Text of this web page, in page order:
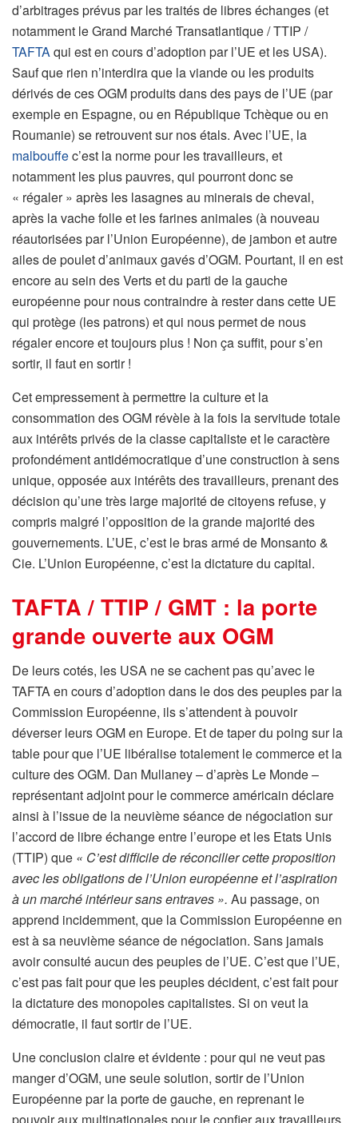
d’arbitrages prévus par les traités de libres échanges (et
notamment le Grand Marché Transatlantique / TTIP /
TAFTAqui est en cours d’adoption par l’UE et les USA).
Sauf que rien n’interdira que la viande ou les produits
dérivés de ces OGM produits dans des pays de l’UE (par
exemple en Espagne, ou en République Tchèque ou en
Roumanie) se retrouvent sur nos étals. Avec l’UE, la
malbouffec’est la norme pour les travailleurs, et
notamment les plus pauvres, qui pourront donc se
« régaler » après les lasagnes au minerais de cheval,
après la vache folle et les farines animales (à nouveau
réautorisées par l’Union Européenne), de jambon et autre
ailes de poulet d’animaux gavés d’OGM. Pourtant, il en est
encore au sein des Verts et du parti de la gauche
européenne pour nous contraindre à rester dans cette UE
qui protège (les patrons) et qui nous permet de nous
régaler encore et toujours plus ! Non ça suffit, pour s’en
sortir, il faut en sortir !
Cet empressement à permettre la culture et la
consommation desOGM révèle à la fois la servitude totale
aux intérêts privés de la classe capitaliste et le caractère
profondément antidémocratique d’une construction à sens
unique, opposée aux intérêts des travailleurs, prenant des
décision qu’une très large majorité de citoyens refuse, y
compris malgré l’opposition de la grande majorité des
gouvernements. L’UE, c’est le bras armé de Monsanto &
Cie. L’Union Européenne, c’est la dictature du capital.
TAFTA / TTIP / GMT : la porte
grande ouverte aux OGM
De leurs cotés, les USA ne se cachent pas qu’avec le
TAFTA en cours d’adoption dans le dos des peuples par la
Commission Européenne, ils s’attendent à pouvoir
déverser leurs OGM en Europe. Et de taper du poing sur la
table pour que l’UE libéralise totalement le commerce et la
culture des OGM. Dan Mullaney – d’après Le Monde –
représentant adjoint pour le commerce américain déclare
ainsi à l’issue de la neuvième séance de négociation sur
l’accord de libre échange entre l’europe et les Etats Unis
(TTIP) que « C’est difficile de réconcilier cette proposition
avec les obligations de l’Union européenne et l’aspiration
à un marché intérieur sans entraves ». Au passage, on
apprend incidemment, que la Commission Européenne en
est à sa neuvième séance de négociation. Sans jamais
avoir consulté aucun des peuples de l’UE. C’est que l’UE,
c’est pas fait pour que les peuples décident, c’est fait pour
la dictature des monopoles capitalistes. Si on veut la
démocratie, il faut sortir de l’UE.
Une conclusion claire et évidente : pour qui ne veut pas
manger d’OGM, une seule solution, sortir de l’Union
Européenne par la porte de gauche, en reprenant le